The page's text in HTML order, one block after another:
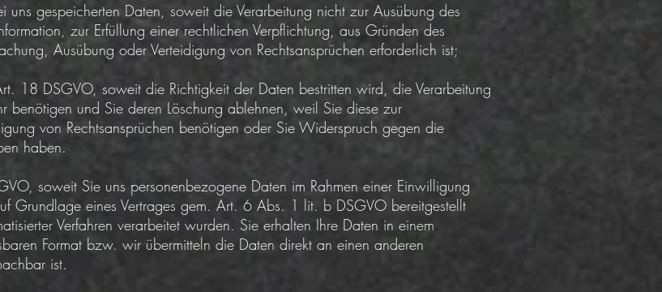
gespeicherten Daten, soweit die Verarbeitung nicht zur Ausübung des
zur Erfüllung einer rechtlichen Verpflichtung, aus Gründen des
Ausübung oder Verteidigung von Rechtsansprüchen erforderlich ist;
18 DSGVO, soweit die Richtigkeit der Daten bestritten wird, die Verarbeitung
benötigen und Sie deren Löschung ablehnen, weil Sie diese zur
von Rechtsansprüchen benötigen oder Sie Widerspruch gegen die
haben.
soweit Sie uns personenbezogene Daten im Rahmen einer Einwilligung
eines Vertrages gem. Art. 6 Abs. 1 lit. b DSGVO bereitgestellt
Verfahren verarbeitet wurden. Sie erhalten Ihre Daten in einem
Format bzw. wir übermitteln die Daten direkt an einen anderen
ist.